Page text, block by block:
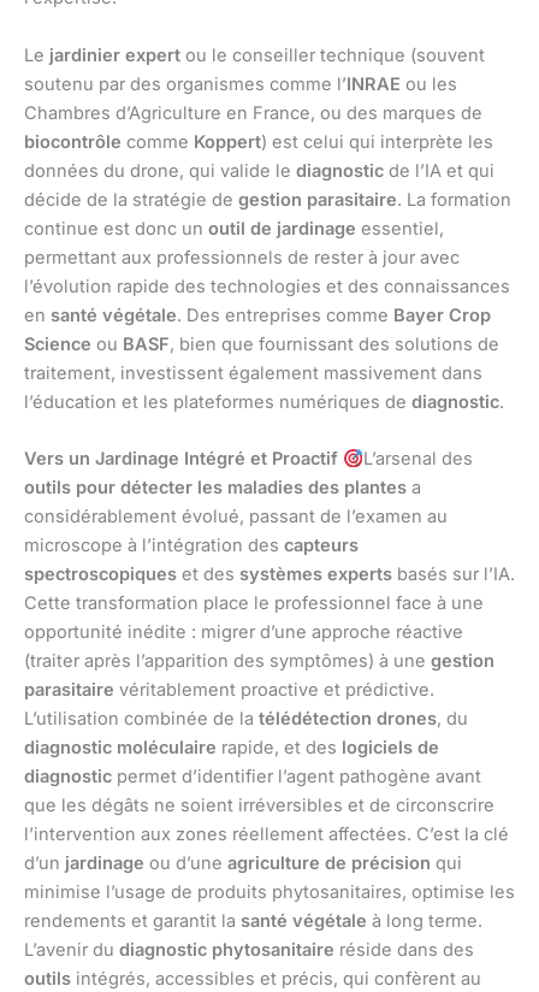
Le jardinier expert ou le conseiller technique (souvent
soutenu par des organismes comme l’INRAE ou les
Chambres d’Agriculture en France, ou des marques de
biocontrôle comme Koppert) est celui qui interprète les
données du drone, qui valide le diagnostic de l’IA et qui
décide de la stratégie de gestion parasitaire. La formation
continue est donc un outil de jardinage essentiel,
permettant aux professionnels de rester à jour avec
l’évolution rapide des technologies et des connaissances
en santé végétale. Des entreprises comme Bayer Crop
Science ou BASF, bien que fournissant des solutions de
traitement, investissent également massivement dans
l’éducation et les plateformes numériques de diagnostic.
Vers un Jardinage Intégré et Proactif
L’arsenal des
outils pour détecter les maladies des plantes a
considérablement évolué, passant de l’examen au
microscope à l’intégration des capteurs
spectroscopiques et des systèmes experts basés sur l’IA.
Cette transformation place le professionnel face à une
opportunité inédite : migrer d’une approche réactive
(traiter après l’apparition des symptômes) à une gestion
parasitaire véritablement proactive et prédictive.
L’utilisation combinée de la télédétection drones, du
diagnostic moléculaire rapide, et des logiciels de
diagnostic permet d’identifier l’agent pathogène avant
que les dégâts ne soient irréversibles et de circonscrire
l’intervention aux zones réellement affectées. C’est la clé
d’un jardinage ou d’une agriculture de précision qui
minimise l’usage de produits phytosanitaires, optimise les
rendements et garantit la santé végétale à long terme.
L’avenir du diagnostic phytosanitaire réside dans des
outils intégrés, accessibles et précis, qui confèrent au